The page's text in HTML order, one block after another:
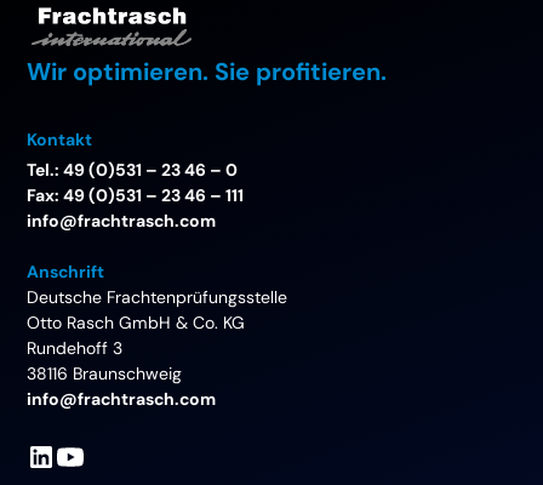
Wir optimieren. Sie profitieren.
Kontakt
Tel.: 49 (0)531 – 23 46 – 0
Fax: 49 (0)531 – 23 46 – 111
info@frachtrasch.com
Anschrift
Deutsche Frachtenprüfungsstelle
Otto Rasch GmbH & Co. KG
Rundehoff 3
38116 Braunschweig
info@frachtrasch.com